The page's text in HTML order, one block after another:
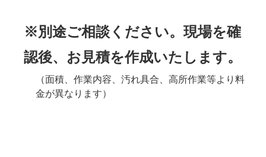
※別途ご相談ください。現場を確
認後、お見積を作成いたします。
（面積、作業内容、汚れ具合、高所作業等より料
金が異なります）